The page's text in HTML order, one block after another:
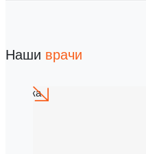
Наши врачи